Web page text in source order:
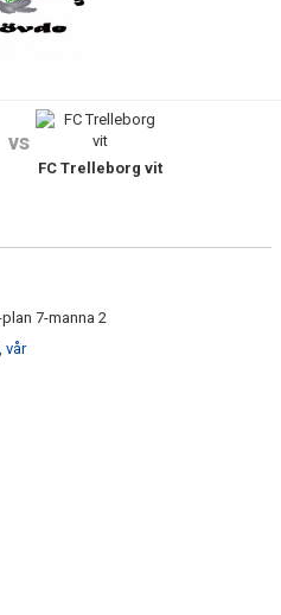
vs
FC Trelleborg vit
plan 7-manna 2
vår